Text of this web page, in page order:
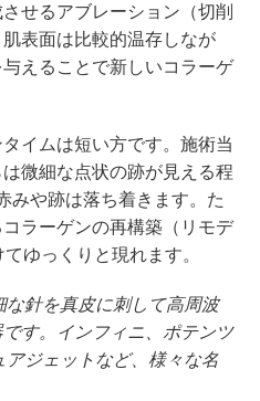
せるアブレーション（切削
表面は比較的温存しなが
えることで新しいコラーゲ
イムは短い方です。施術当
微細な点状の跡が見える程
みや跡は落ち着きます。た
ラーゲンの再構築（リモデ
ゆっくりと現れます。
針を真皮に刺して高周波
す。インフィニ、ポテンツ
アジェットなど、様々な名